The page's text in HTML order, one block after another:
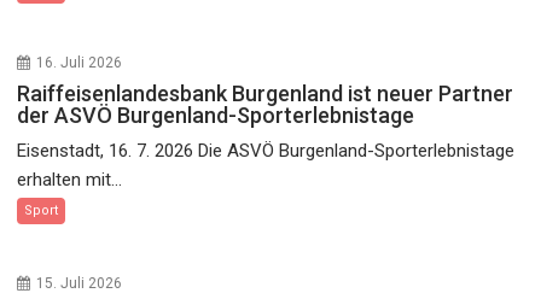
16. Juli 2026
Raiffeisenlandesbank Burgenland ist neuer Partner
der ASVÖ Burgenland-Sporterlebnistage
Eisenstadt, 16. 7. 2026 Die ASVÖ Burgenland-Sporterlebnistage
erhalten mit...
Sport
15. Juli 2026